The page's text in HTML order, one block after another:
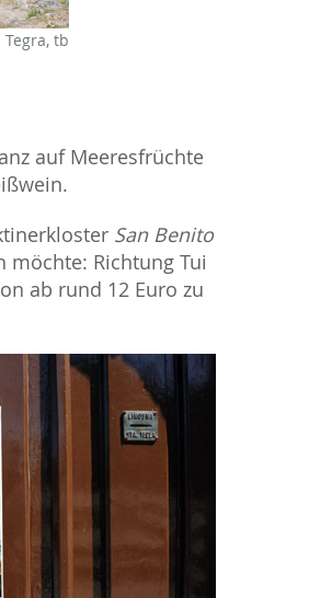
tb
auf Meeresfrüchte
San Benito
möchte: Richtung Tui
ab rund 12 Euro zu